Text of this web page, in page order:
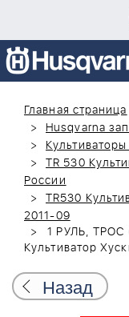
Главная страница
Husqvarna
TR 530
России
TR530
2011-09
1 РУЛЬ, ТРОС
Культиватор
Назад